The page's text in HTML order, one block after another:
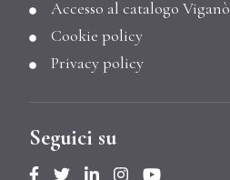
Accesso al catalogo Viganò
Cookie policy
Privacy policy
Seguici su